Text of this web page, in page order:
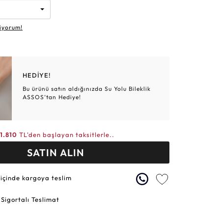
Elmas Bilezikler
Altın Tesbihler
Altın Hasır Setler
Violet
HEDİYE!
Bu ürünü satın aldığınızda Su Yolu Bileklik
ASSOS’tan Hediye!
TL'den başlayan taksitlerle..
SATIN ALIN
kargoya teslim
Teslimat